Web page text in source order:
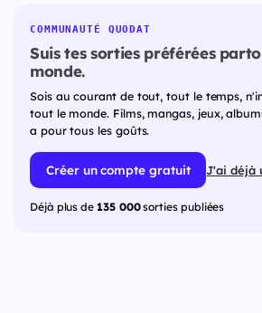
COMMUNAUTÉ QUODAT
Suis tes sorties préférées
monde.
Sois au courant de tout, tout le temps,
tout le monde. Films, mangas, jeux,
a pour tous les goûts.
Créer un compte gratuit J'ai déjà
Déjà plus de 135 000sorties publiées